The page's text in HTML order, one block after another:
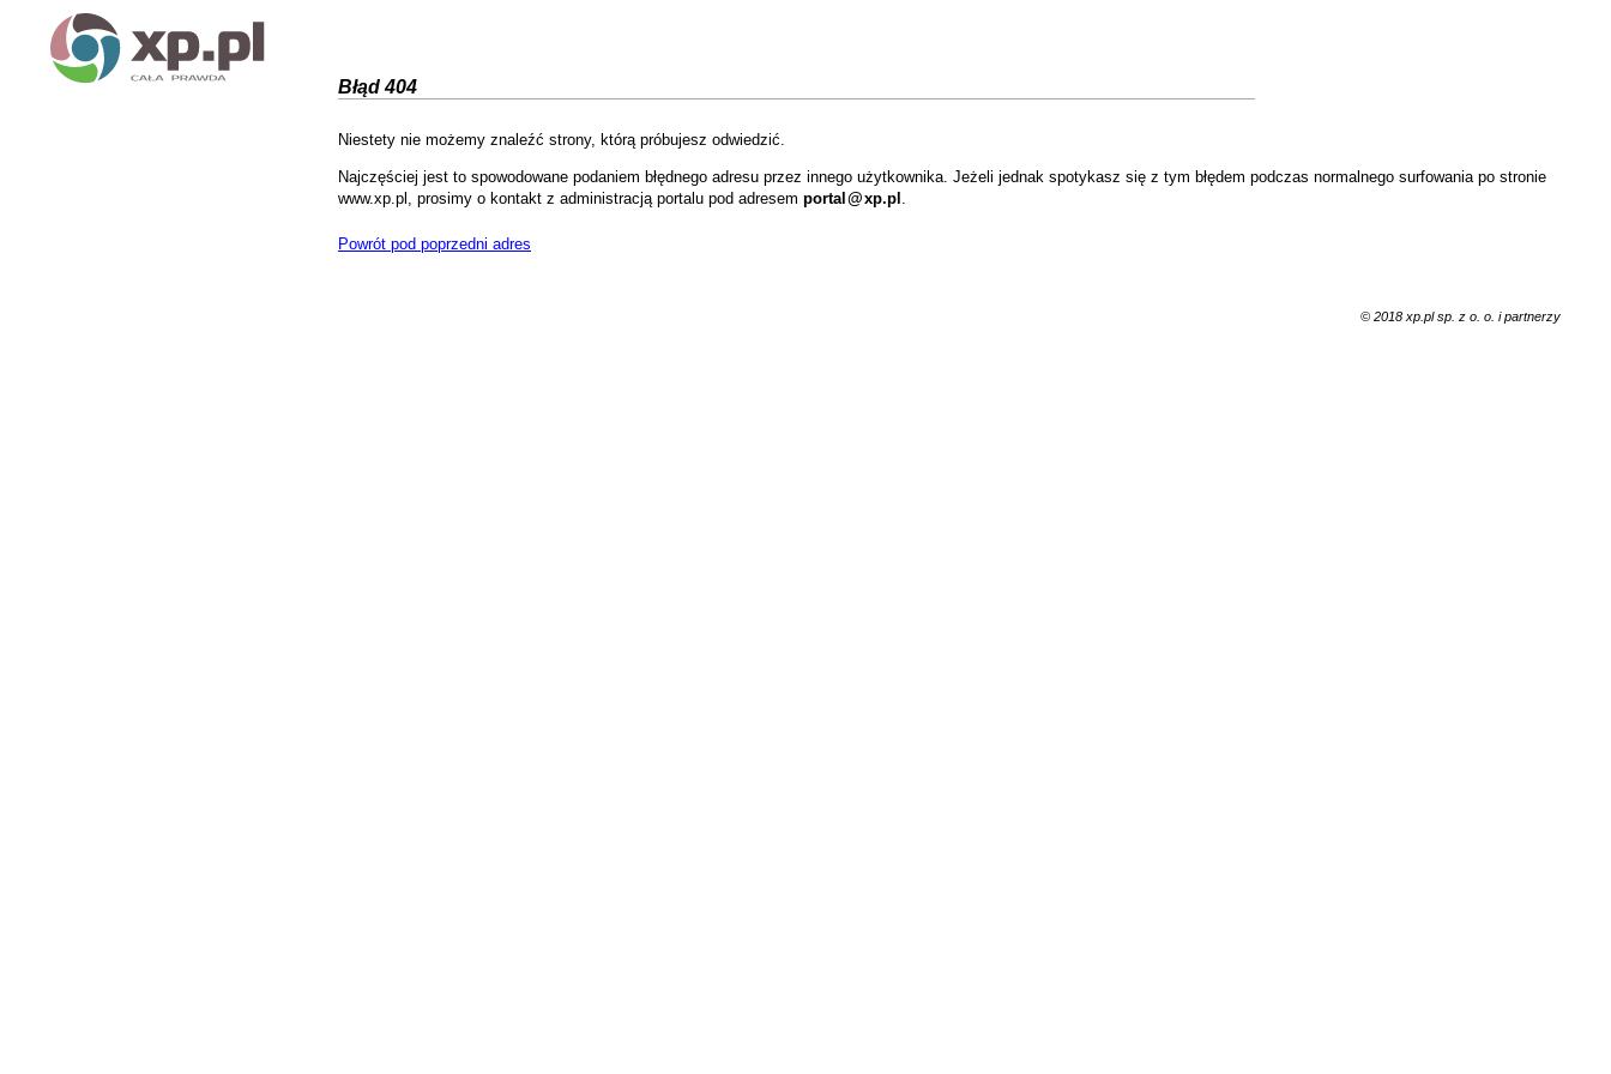
Błąd 404
Niestety nie możemy znaleźć strony, którą próbujesz odwiedzić.
Najczęściej jest to spowodowane podaniem błędnego adresu przez innego użytkownika. Jeżeli jednak spotykasz się z tym błędem podczas normalnego surfowania po stronie
www.xp.pl, prosimy o kontakt z administracją portalu pod adresem portal @xp.pl .
Powrót pod poprzedni adres
© 2018 xp.pl sp. z o. o. i partnerzy